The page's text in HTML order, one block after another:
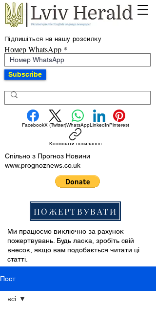
Підпишіться на нашу розсилку
Номер WhatsApp
Subscribe
FacebookX (Twitter)WhatsAppLinkedInPinterest
Копіювати посилання
Спільно з Прогноз Новини
www.prognoznews.co.uk
ПОЖЕРТВУВАТИ
Ми працюємо виключно за рахунок
пожертвувань. Будь ласка, зробіть свій
внесок, якщо вам подобається читати ці
статті.
Пост
всі